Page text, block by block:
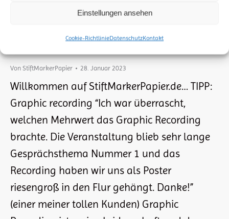
Einstellungen ansehen
Cookie-RichtlinieDatenschutzKontakt
Von StiftMarkerPapier 28. Januar 2023
Willkommen auf StiftMarkerPapier.de… TIPP:
Graphic recording “Ich war überrascht,
welchen Mehrwert das Graphic Recording
brachte. Die Veranstaltung blieb sehr lange
Gesprächsthema Nummer 1 und das
Recording haben wir uns als Poster
riesengroß in den Flur gehängt. Danke!”
(einer meiner tollen Kunden) Graphic